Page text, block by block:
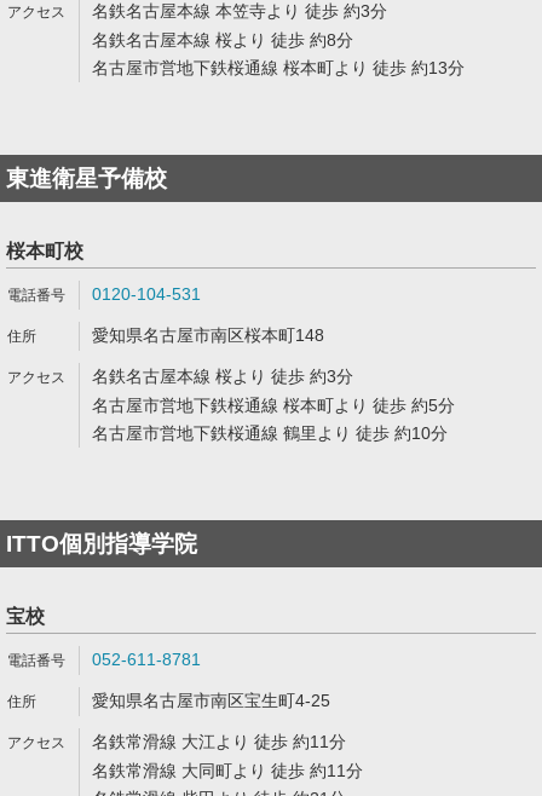
名鉄名古屋本線 本笠寺より 徒歩 約3分
名鉄名古屋本線 桜より 徒歩 約8分
名古屋市営地下鉄桜通線 桜本町より 徒歩 約13分
東進衛星予備校
桜本町校
0120-104-531
愛知県名古屋市南区桜本町148
名鉄名古屋本線 桜より 徒歩 約3分
名古屋市営地下鉄桜通線 桜本町より 徒歩 約5分
名古屋市営地下鉄桜通線 鶴里より 徒歩 約10分
ITTO個別指導学院
宝校
052-611-8781
愛知県名古屋市南区宝生町4-25
名鉄常滑線 大江より 徒歩 約11分
名鉄常滑線 大同町より 徒歩 約11分